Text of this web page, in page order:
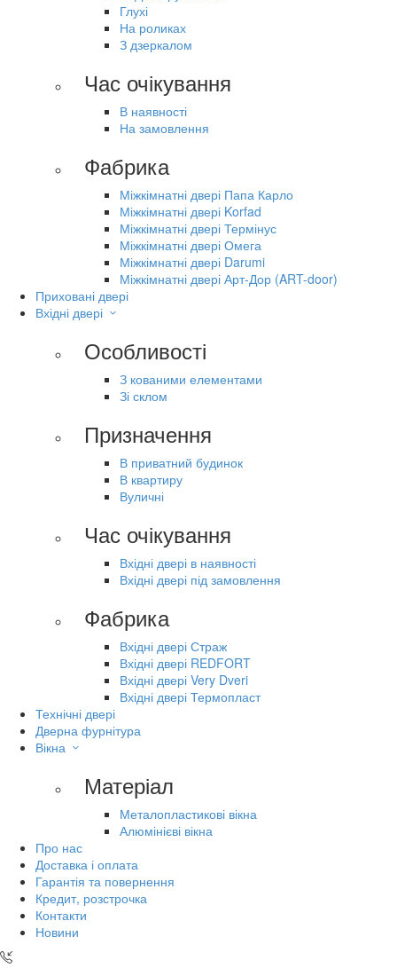
Глухі
На роликах
З дзеркалом
Час очікування
В наявності
На замовлення
Фабрика
Міжкімнатні двері Папа Карло
Міжкімнатні двері Korfad
Міжкімнатні двері Термінус
Міжкімнатні двері Омега
Міжкімнатні двері Darumi
Міжкімнатні двері Арт-Дор (ART-door)
Приховані двері
Вхідні двері
Особливості
З кованими елементами
Зі склом
Призначення
В приватний будинок
В квартиру
Вуличні
Час очікування
Вхідні двері в наявності
Вхідні двері під замовлення
Фабрика
Вхідні двері Страж
Вхідні двері REDFORT
Вхідні двері Very Dveri
Вхідні двері Термопласт
Технічні двері
Дверна фурнітура
Вікна
Матеріал
Металопластикові вікна
Алюмінієві вікна
Про нас
Доставка і оплата
Гарантія та повернення
Кредит, розстрочка
Контакти
Новини